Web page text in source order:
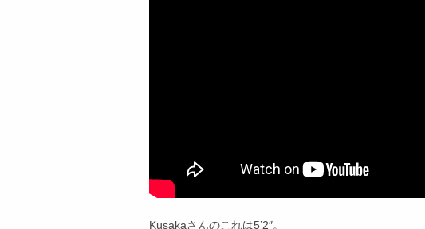
Kusakaさんのこれは5’2″。